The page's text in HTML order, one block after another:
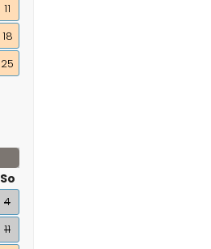
11
18
25
So
4
11